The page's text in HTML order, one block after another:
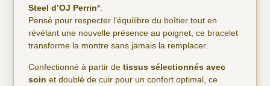
Steel d’OJ Perrin*.
Pensé pour respecter l’équilibre du boîtier tout en
révélant une nouvelle présence au poignet, ce bracelet
transforme la montre sans jamais la remplacer.
Confectionné à partir detissus sélectionnés avec
soin et doublé de cuir pour un confort optimal, ce